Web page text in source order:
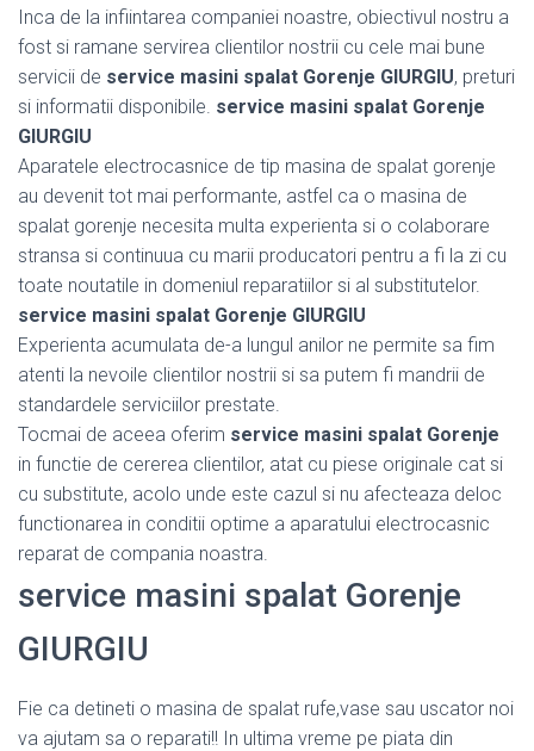
Inca de la infiintarea companiei noastre, obiectivul nostru a
fost si ramane servirea clientilor nostrii cu cele mai bune
servicii de service masini spalat Gorenje GIURGIU, preturi
si informatii disponibile. service masini spalat Gorenje
GIURGIU
Aparatele electrocasnice de tip masina de spalat gorenje
au devenit tot mai performante, astfel ca o masina de
spalat gorenje necesita multa experienta si o colaborare
stransa si continuua cu marii producatori pentru a fi la zi cu
toate noutatile in domeniul reparatiilor si al substitutelor.
service masini spalat Gorenje GIURGIU
Experienta acumulata de-a lungul anilor ne permite sa fim
atenti la nevoile clientilor nostrii si sa putem fi mandrii de
standardele serviciilor prestate.
Tocmai de aceea oferim service masini spalat Gorenje
in functie de cererea clientilor, atat cu piese originale cat si
cu substitute, acolo unde este cazul si nu afecteaza deloc
functionarea in conditii optime a aparatului electrocasnic
reparat de compania noastra.
service masini spalat Gorenje
GIURGIU
Fie ca detineti o masina de spalat rufe,vase sau uscator noi
va ajutam sa o reparati!! In ultima vreme pe piata din